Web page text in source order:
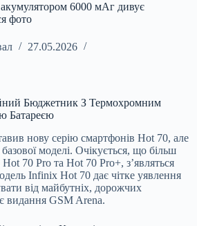
6000 мАг дивує
фото
27.05.2026
Бюджетник З Термохромним
Батареєю
нову серію смартфонів Hot 70, але
моделі. Очікується, що більш
Hot 70 Pro та Hot 70 Pro+, з’являться
Infinix Hot 70 дає чітке уявлення
від майбутніх, дорожчих
видання GSM Arena.